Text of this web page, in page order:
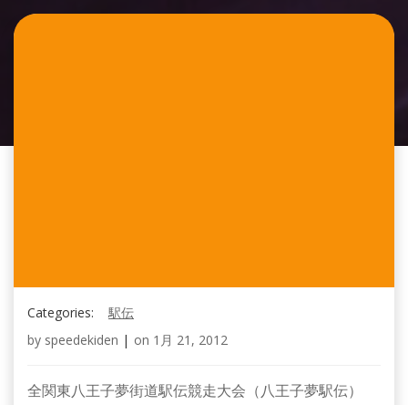
Categories:
駅伝
by speedekiden | on 1月 21, 2012
全関東八王子夢街道駅伝競走大会（八王子夢駅伝）